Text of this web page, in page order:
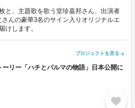
と、主題歌を歌う堂珍嘉邦さん、出演者
んの豪華3名のサイン入りオリジナルエ
けします。
プロジェクトを見る arrow_forward
ーリー「ハチとパルマの物語」日本公開に
favorite